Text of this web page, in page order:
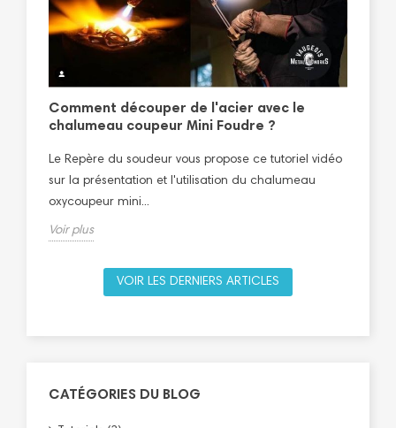
Comment découper de l'acier avec le
chalumeau coupeur Mini Foudre ?
Le Repère du soudeur vous propose ce tutoriel vidéo
sur la présentation et l'utilisation du chalumeau
oxycoupeur mini...
Voir plus
VOIR LES DERNIERS ARTICLES
CATÉGORIES DU BLOG